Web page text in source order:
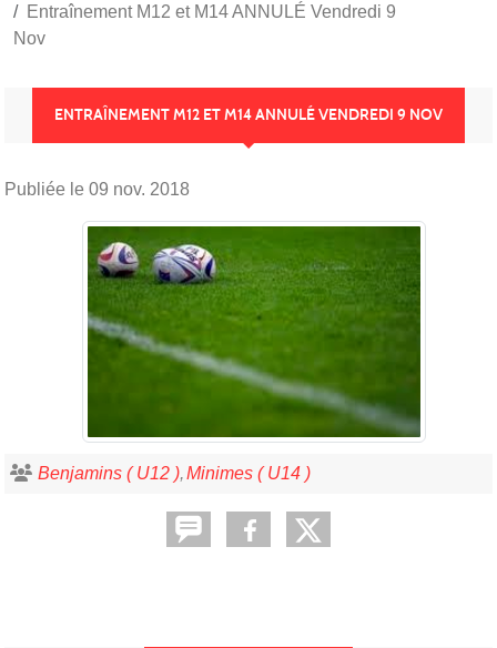
Entraînement M12 et M14 ANNULÉ Vendredi 9
Nov
ENTRAÎNEMENT M12 ET M14 ANNULÉ VENDREDI 9 NOV
Publiée le 09 nov. 2018
Benjamins ( U12 ) Minimes ( U14 )